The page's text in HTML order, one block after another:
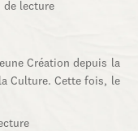
de lecture
Création depuis la
Culture. Cette fois, le